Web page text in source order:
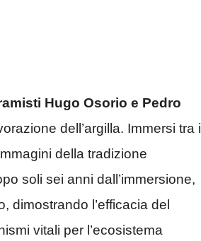
Hugo Osorio e Pedro
dell’argilla. Immersi tra i
della tradizione
soli sei anni dall’immersione,
dimostrando l’efficacia del
vitali per l’ecosistema